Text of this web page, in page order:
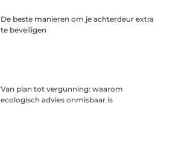
De beste manieren om je achterdeur extra
te beveiligen
Van plan tot vergunning: waarom
ecologisch advies onmisbaar is